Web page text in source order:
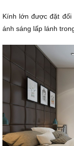
Kính lớn được đặt
ánh sáng lấp lánh